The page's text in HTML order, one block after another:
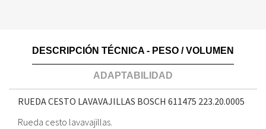
DESCRIPCIÓN TÉCNICA - PESO / VOLUMEN
ADAPTABILIDAD
RUEDA CESTO LAVAVAJILLAS BOSCH 611475 223.20.0005
Rueda cesto lavavajillas.